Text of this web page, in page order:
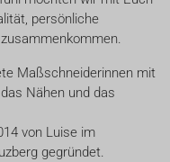
persönliche
Maßschneiderinnen mit
Nähen und das
von Luise im
gegründet.